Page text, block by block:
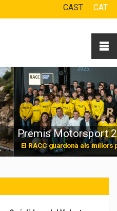
CAST CAT
pilots de 2025